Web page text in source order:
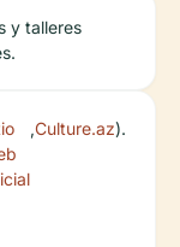
y talleres
,Culture.az).